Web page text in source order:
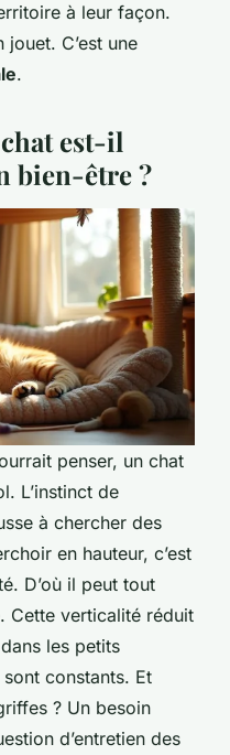
à leur façon.
jouet. C’est une
.
est-il
bien-être ?
penser, un chat
L’instinct de
à chercher des
en hauteur, c’est
D’où il peut tout
Cette verticalité réduit
les petits
constants. Et
? Un besoin
d’entretien des